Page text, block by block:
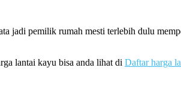
jadi pemilik rumah mesti terlebih dulu
lantai kayu bisa anda lihat di Daftar harga